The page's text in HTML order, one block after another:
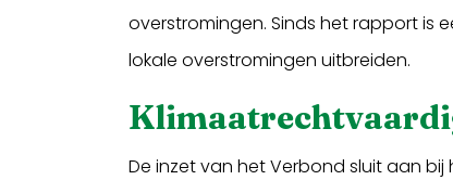
overstromingen. Sinds het rapport is
lokale overstromingen uitbreiden.
De inzet van het Verbond sluit aan